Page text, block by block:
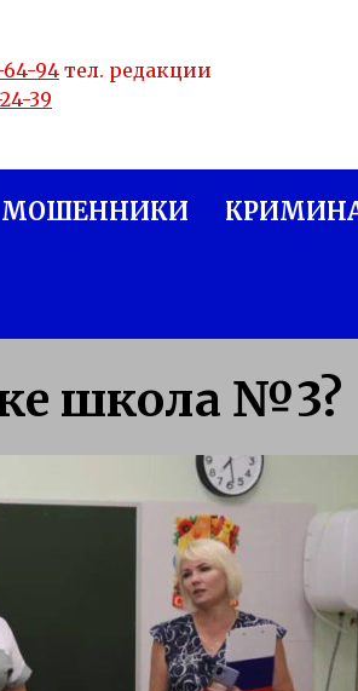
64-94тел. редакции
39
МОШЕННИКИ
школа №3?